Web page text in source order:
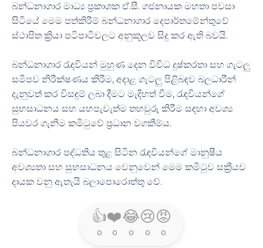
බන්ධනාගාර මාධ්‍ය ප්‍රකාශක ඒ.සී. ගජනායක මහතා පවසා
සිටියේ මෙම පත්කිරීම් බන්ධනාගාර දෙපාර්තමේන්තුවේ
ස්ථාපිත ක්‍රියා පටිපාටිවලට අනුකූලව සිදු කර ඇති බවයි.
බන්ධනාගාර රැඳවියන් මුහුණ දෙන විවිධ දුෂ්කරතා සහ ගැටලු
සමීපව නිරීක්ෂණය කිරීම, අදාළ ගැටලු පිළිබඳව බලධාරීන්
දැනුවත් කර විසඳුම් ලබා දීමට මැදිහත් වීම, රැඳවියන්ගේ
සුභසාධනය සහ යහපැවැත්ම තහවුරු කිරීම සඳහා අවශ්‍ය
පියවර ගැනීම කමිටුවේ ප්‍රධාන වගකීම්ය.
බන්ධනාගාර පද්ධතිය තුළ සිටින රැඳවියන්ගේ මානුෂීය
අවශ්‍යතා සහ සුභසාධනය වෙනුවෙන් මෙම කමිටුව සක්‍රීයව
දායක වනු ඇතැයි බලාපොරොත්තු වේ.
👍
0
❤️
0
😂
0
😢
0
😡
0